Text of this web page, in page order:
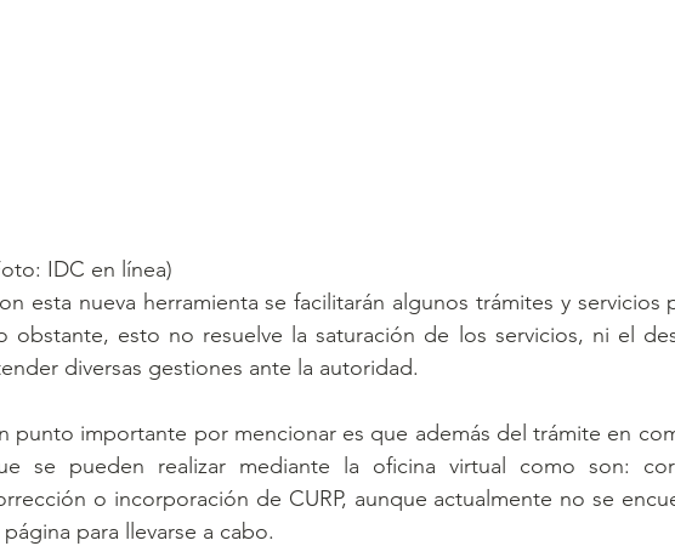
IDC en línea)
esta nueva herramienta se facilitarán algunos trámites y servicios
obstante, esto no resuelve la saturación de los servicios, ni el
diversas gestiones ante la autoridad.
punto importante por mencionar es que además del trámite en
se pueden realizar mediante la oficina virtual como son:
o incorporación de CURP, aunque actualmente no se
página para llevarse a cabo.